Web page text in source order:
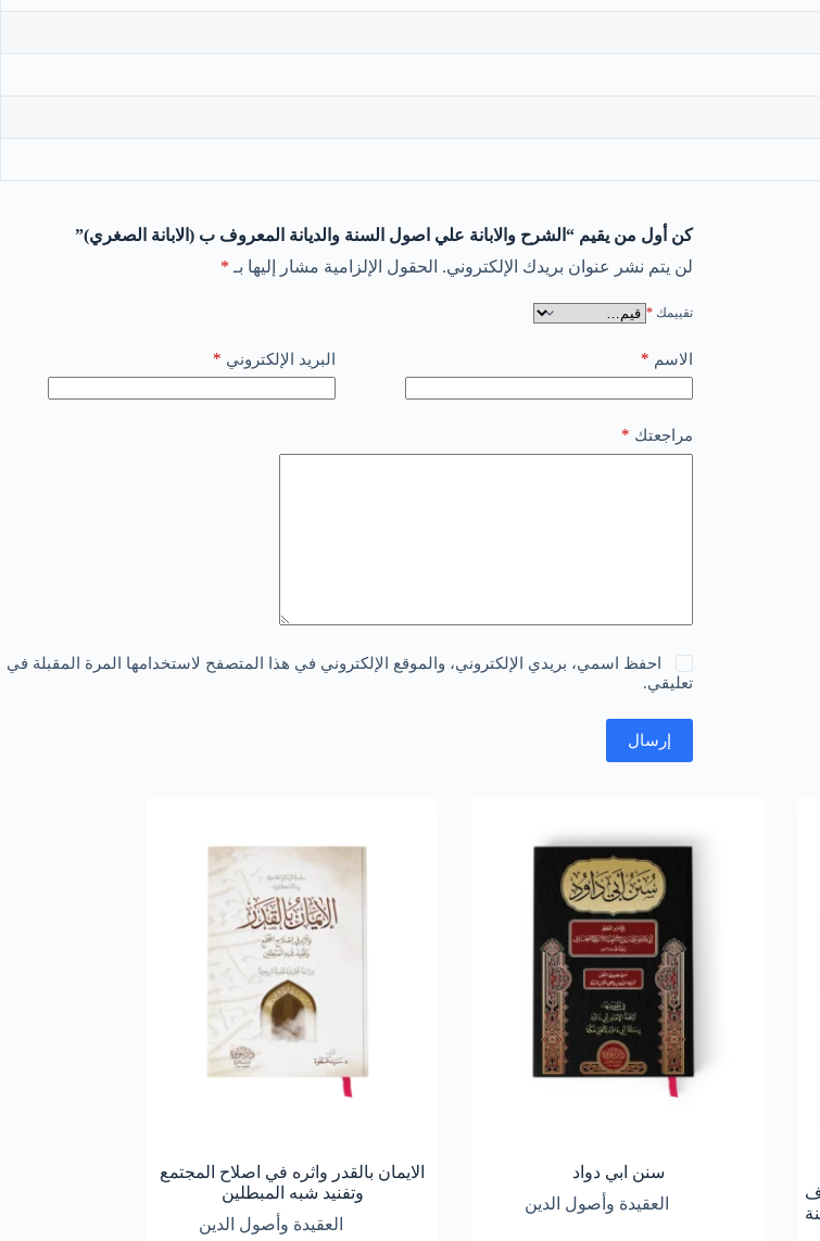
كن أول من يقيم “الشرح والابانة علي اصول السنة والديانة المعروف ب (الابانة الصغري)”
لن يتم نشر عنوان بريدك الإلكتروني. الحقول الإلزامية مشار إليها بـ *
تقييمك *
الاسم * البريد الإلكتروني *
مراجعتك *
احفظ اسمي، بريدي الإلكتروني، والموقع الإلكتروني في هذا المتصفح لاستخدامها المرة المقبلة في
تعليقي.
إرسال
سنن ابي دواد
العقيدة وأصول الدين
الايمان بالقدر واثره في اصلاح المجتمع
وتفنيد شبه المبطلين
العقيدة وأصول الدين